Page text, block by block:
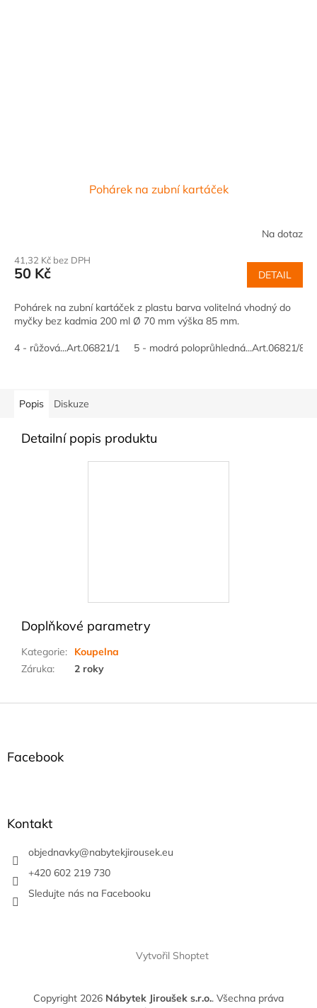
Pohárek na zubní kartáček
Na dotaz
41,32 Kč bez DPH
50 Kč DETAIL
Pohárek na zubní kartáček z plastu barva volitelná vhodný do
myčky bez kadmia 200 ml Ø 70 mm výška 85 mm.
4 - růžová...Art.06821/1 5 - modrá poloprůhledná...Art.06821/8
Popis Diskuze
Detailní popis produktu
Doplňkové parametry
Kategorie:
Koupelna
Záruka: 2 roky
Z
Facebook
Kontakt
objednavky@nabytekjirousek.eu
+420 602 219 730
Sledujte nás na Facebooku
Vytvořil Shoptet
Copyright 2026 Nábytek Jiroušek s.r.o.. Všechna práva